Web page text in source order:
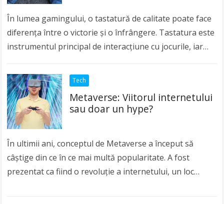
În lumea gamingului, o tastatură de calitate poate face
diferența între o victorie și o înfrângere. Tastatura este
instrumentul principal de interacțiune cu jocurile, iar
Tech
Metaverse: Viitorul internetului
sau doar un hype?
În ultimii ani, conceptul de Metaverse a început să
câștige din ce în ce mai multă popularitate. A fost
prezentat ca fiind o revoluție a internetului, un loc